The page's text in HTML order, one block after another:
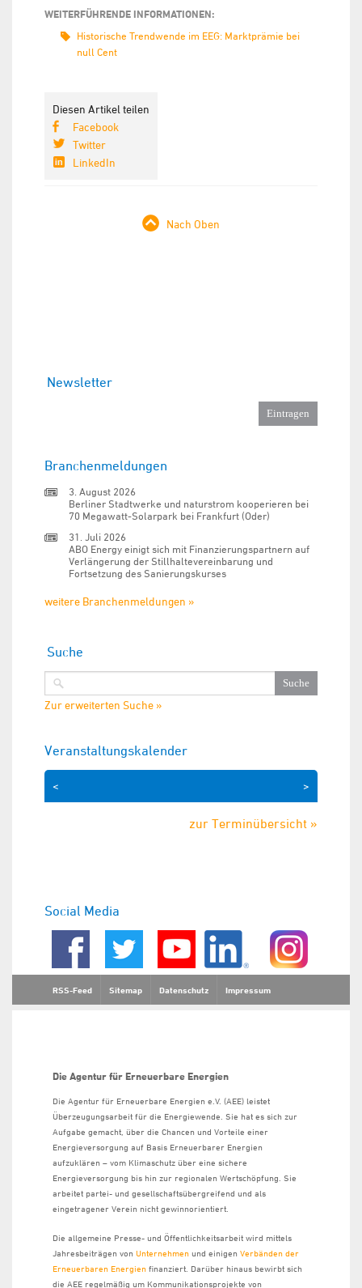
WEITERFÜHRENDE INFORMATIONEN:
Historische Trendwende im EEG: Marktprämie bei
null Cent
Diesen Artikel teilen
Facebook
Twitter
LinkedIn
Nach Oben
Newsletter
Branchenmeldungen
3. August 2026
Berliner Stadtwerke und naturstrom kooperieren bei
70 Megawatt-Solarpark bei Frankfurt (Oder)
31. Juli 2026
ABO Energy einigt sich mit Finanzierungspartnern auf
Verlängerung der Stillhaltevereinbarung und
Fortsetzung des Sanierungskurses
weitere Branchenmeldungen »
Suche
Zur erweiterten Suche »
Veranstaltungskalender
>
<
zur Terminübersicht »
Social Media
RSS-Feed Sitemap Datenschutz Impressum
Die Agentur für Erneuerbare Energien
Die Agentur für Erneuerbare Energien e.V. (AEE) leistet
Überzeugungsarbeit für die Energiewende. Sie hat es sich zur
Aufgabe gemacht, über die Chancen und Vorteile einer
Energieversorgung auf Basis Erneuerbarer Energien
aufzuklären – vom Klimaschutz über eine sichere
Energieversorgung bis hin zur regionalen Wertschöpfung. Sie
arbeitet partei- und gesellschaftsübergreifend und als
eingetragener Verein nicht gewinnorientiert.
Die allgemeine Presse- und Öffentlichkeitsarbeit wird mittels
Jahresbeiträgen von Unternehmen und einigen Verbänden der
Erneuerbaren Energien finanziert. Darüber hinaus bewirbt sich
die AEE regelmäßig um Kommunikationsprojekte von